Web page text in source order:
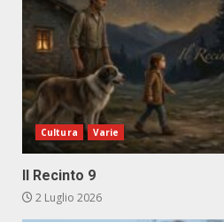
Cultura Varie
Il Recinto 9
2 Luglio 2026